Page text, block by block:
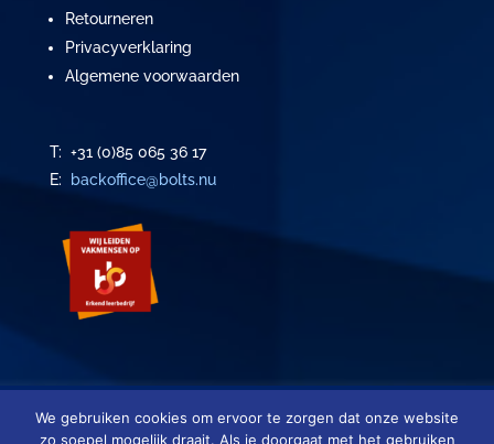
Retourneren
Privacyverklaring
Algemene voorwaarden
T: +31 (0)85 065 36 17
E:
backoffice@bolts.nu
Copyright ©2026| BOLTS| Alle rechten voorbehouden
We gebruiken cookies om ervoor te zorgen dat onze website
zo soepel mogelijk draait. Als je doorgaat met het gebruiken